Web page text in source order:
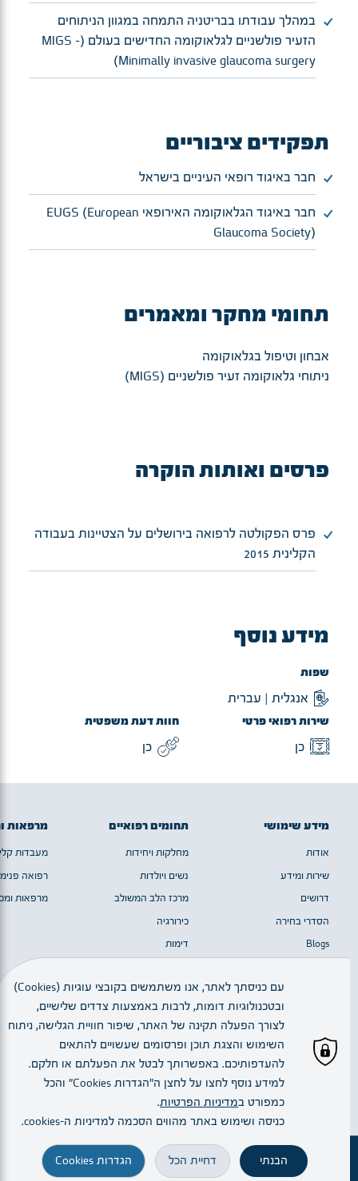
במהלך עבודתו בבריטניה התמחה במגוון הניתוחים
הזעיר פולשניים לגלאוקומה החדישים בעולם (MIGS -
Minimally invasive glaucoma surgery)
תפקידים ציבוריים
​חבר באיגוד רופאי העיניים בישראל
חבר באיגוד הגלאוקומה האירופאי EUGS (European
Glaucoma Society)
תחומי מחקר ומאמרים
אבחון וטיפול בגלאוקומה
ניתוחי גלאוקומה זעיר פולשניים (MIGS)
פרסים ואותות הוקרה
פרס הפקולטה לרפואה בירושלים על הצטיינות בעבודה
הקלינית 2015
מידע נוסף
שפות
אנגלית | עברית
שירות רפואי פרטי
כן
חוות דעת משפטית
כן
מידע שימושי
אודות
שירות ומידע
דרושים
הסדרי בחירה
Blogs
תחומים רפואיים
מחלקות ויחידות
נשים ויולדות
מרכז הלב המשולב
כירורגיה
דימות
מרפאות
מעבדות
רפואה
מרפאות
עברית
עם כניסתך לאתר, אנו משתמשים בקובצי עוגיות (Cookies)
ובטכנולוגיות דומות, לרבות באמצעות צדדים שלישיים,
לצורך הפעלה תקינה של האתר, שיפור חוויית הגלישה, ניתוח
השימוש והצגת תוכן ופרסומים שעשויים להתאים
להעדפותיכם. באפשרותך לבטל את הפעלתם או חלקם.
למידע נוסף לחצו על לחצן ה"הגדרות Cookies" והכל
כמפורט במדיניות הפרטיות.
כניסה ושימוש באתר מהווים הסכמה למדיניות ה–cookies.
הבנתי דחיית הכל הגדרות Cookies